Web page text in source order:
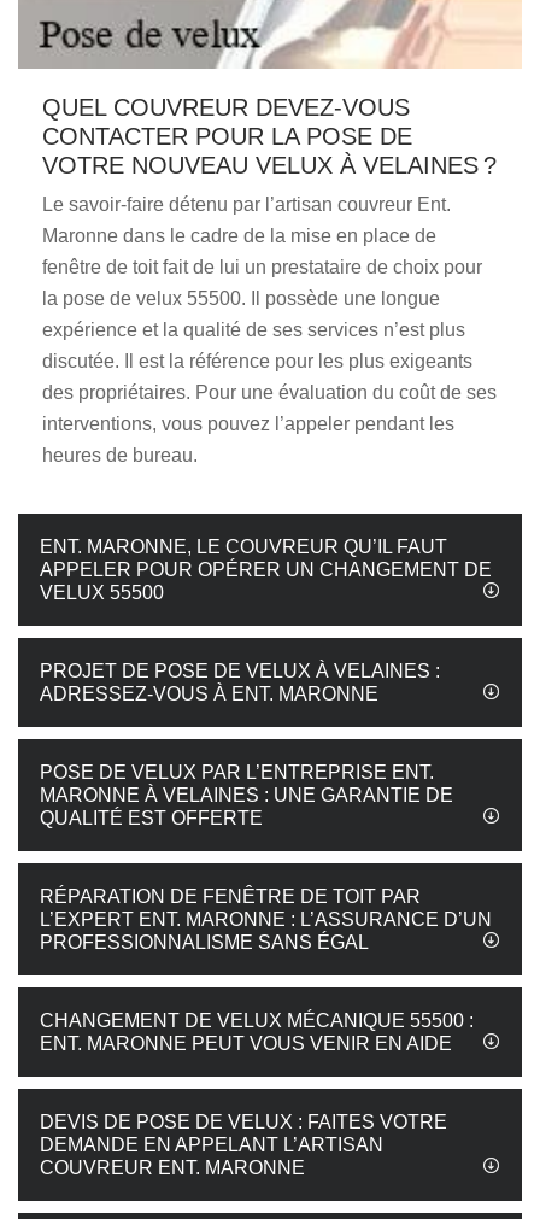
QUEL COUVREUR DEVEZ-VOUS
CONTACTER POUR LA POSE DE
VOTRE NOUVEAU VELUX À VELAINES ?
Le savoir-faire détenu par l’artisan couvreur Ent.
Maronne dans le cadre de la mise en place de
fenêtre de toit fait de lui un prestataire de choix pour
la pose de velux 55500. Il possède une longue
expérience et la qualité de ses services n’est plus
discutée. Il est la référence pour les plus exigeants
des propriétaires. Pour une évaluation du coût de ses
interventions, vous pouvez l’appeler pendant les
heures de bureau.
ENT. MARONNE, LE COUVREUR QU’IL FAUT
APPELER POUR OPÉRER UN CHANGEMENT DE
VELUX 55500
PROJET DE POSE DE VELUX À VELAINES :
ADRESSEZ-VOUS À ENT. MARONNE
POSE DE VELUX PAR L’ENTREPRISE ENT.
MARONNE À VELAINES : UNE GARANTIE DE
QUALITÉ EST OFFERTE
RÉPARATION DE FENÊTRE DE TOIT PAR
L’EXPERT ENT. MARONNE : L’ASSURANCE D’UN
PROFESSIONNALISME SANS ÉGAL
CHANGEMENT DE VELUX MÉCANIQUE 55500 :
ENT. MARONNE PEUT VOUS VENIR EN AIDE
DEVIS DE POSE DE VELUX : FAITES VOTRE
DEMANDE EN APPELANT L’ARTISAN
COUVREUR ENT. MARONNE